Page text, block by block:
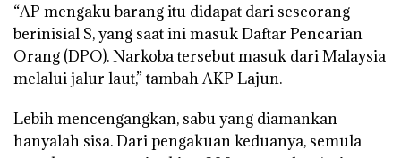
“AP mengaku barang itu didapat dari seseorang
berinisial S, yang saat ini masuk Daftar Pencarian
Orang (DPO). Narkoba tersebut masuk dari Malaysia
melalui jalur laut,” tambah AKP Lajun.
Lebih mencengangkan, sabu yang diamankan
hanyalah sisa. Dari pengakuan keduanya, semula